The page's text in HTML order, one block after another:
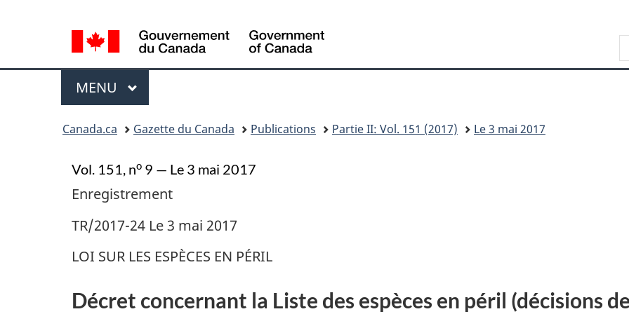
content
this
version
de
la
langue
of
Menu
MENU PRINCIPAL
Canada.ca Gazette du Canada Publications Partie II: Vol. 151 (2017) Le 3 mai 2017
Vol. 151, no 9 — Le 3 mai 2017
Enregistrement
TR/2017-24 Le 3 mai 2017
LOI SUR LES ESPÈCES EN PÉRIL
Décret concernant la Liste des espèces en péril (décisions